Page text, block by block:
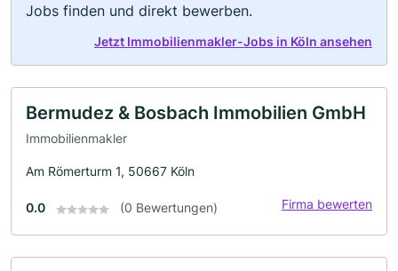
Jobs finden und direkt bewerben.
Jetzt Immobilienmakler-Jobs in Köln ansehen
Bermudez & Bosbach Immobilien GmbH
Immobilienmakler
Am Römerturm 1, 50667 Köln
0.0 (0 Bewertungen) Firma bewerten